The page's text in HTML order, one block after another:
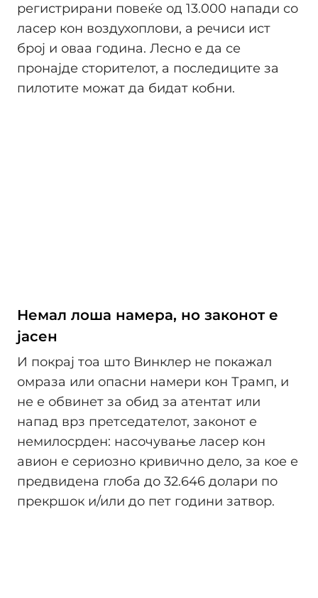
регистрирани повеќе од 13.000 напади со
ласер кон воздухоплови, а речиси ист
број и оваа година. Лесно е да се
пронајде сторителот, а последиците за
пилотите можат да бидат кобни.
Немал лоша намера, но законот е
јасен
И покрај тоа што Винклер не покажал
омраза или опасни намери кон Трамп, и
не е обвинет за обид за атентат или
напад врз претседателот, законот е
немилосрден: насочување ласер кон
авион е сериозно кривично дело, за кое е
предвидена глоба до 32.646 долари по
прекршок и/или до пет години затвор.